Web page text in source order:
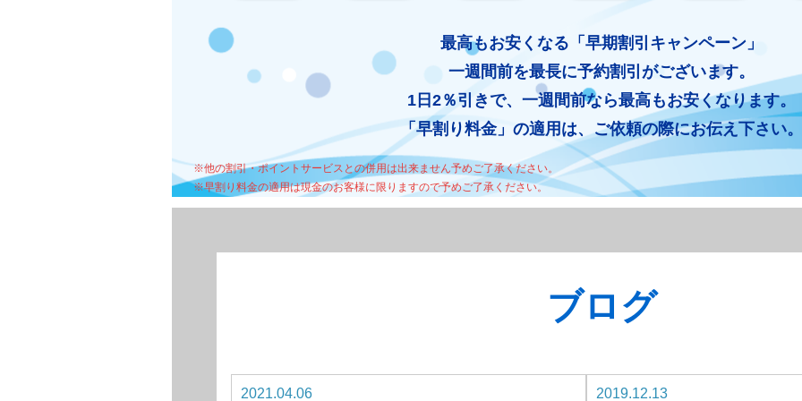
最高もお安くなる「早期割引キャンペーン」
一週間前を最長に予約割引がございます。
1日2％引きで、一週間前なら最高もお安くなります。
「早割り料金」の適用は、ご依頼の際にお伝え下さい。
※他の割引・ポイントサービスとの併用は出来ません予めご了承ください。
※早割り料金の適用は現金のお客様に限りますので予めご了承ください。
ブログ
2021.04.06 2019.12.13